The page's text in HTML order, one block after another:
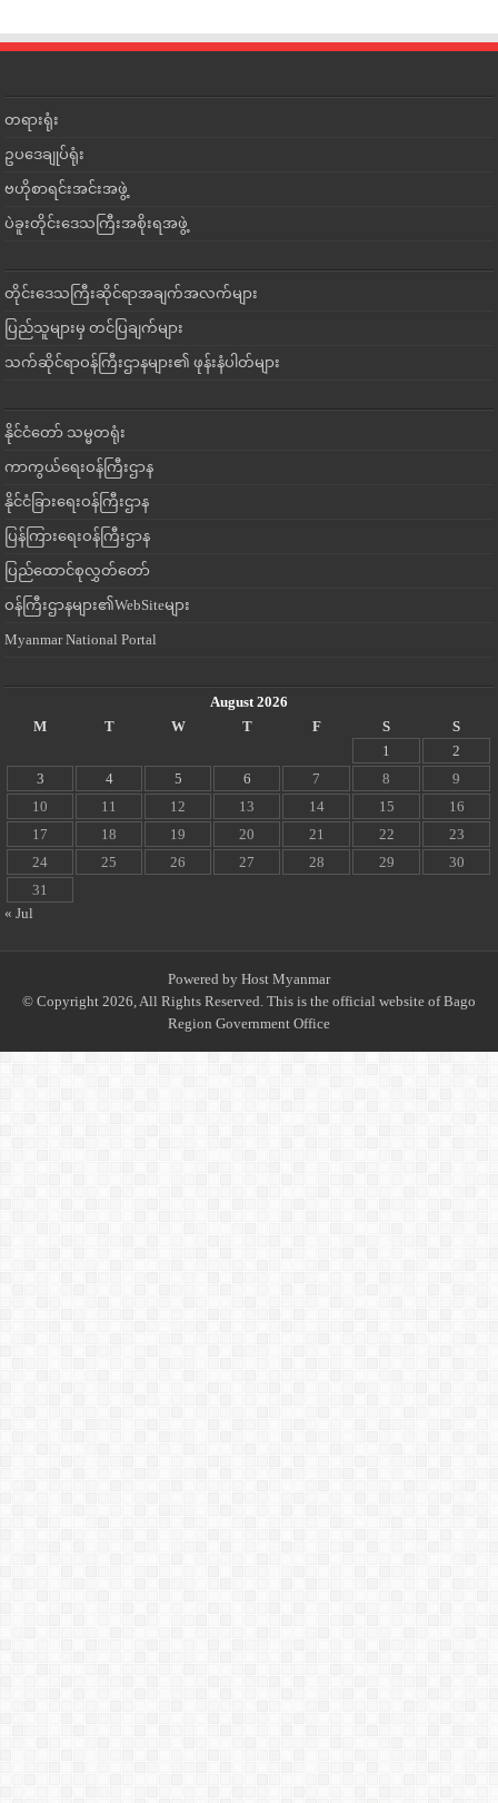
တရားရုံး
ဥပဒေချုပ်ရုံး
ဗဟိုစာရင်းအင်းအဖွဲ့
ပဲခူးတိုင်းဒေသကြီးအစိုးရအဖွဲ့
တိုင်းဒေသကြီးဆိုင်ရာအချက်အလက်များ
ပြည်သူများမှ တင်ပြချက်များ
သက်ဆိုင်ရာဝန်ကြီးဌာနများ၏ ဖုန်းနံပါတ်များ
နိုင်ငံတော် သမ္မတရုံး
ကာကွယ်ရေးဝန်ကြီးဌာန
နိုင်ငံခြားရေးဝန်ကြီးဌာန
ပြန်ကြားရေးဝန်ကြီးဌာန
ပြည်ထောင်စုလွှတ်တော်
ဝန်ကြီးဌာနများ၏WebSiteများ
Myanmar National Portal
August 2026
M
T W T F S
S
1
2
3
4 5 6 7 8
9
10
11 12 13 14 15
16
17
18 19 20 21 22
23
24
25 26 27 28 29
30
31
« Jul
Powered by Host Myanmar
© Copyright 2026, All Rights Reserved. This is the official website of Bago
Region Government Office